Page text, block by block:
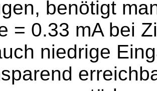
benötigt
= 0.33 mA bei
nied­rige